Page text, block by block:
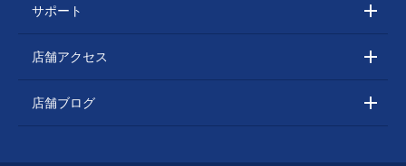
サポート
店舗アクセス
店舗ブログ